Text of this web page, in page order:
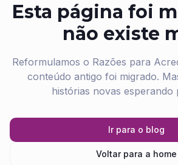
Esta página foi
não existe
Reformulamos o Razões para
conteúdo antigo foi migrado.
histórias novas esperando
Ir para o blog
Voltar para a home